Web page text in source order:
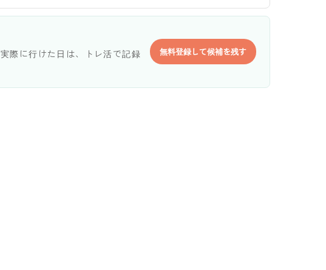
際に行けた日は、トレ活で記録
無料登録して候補を残す